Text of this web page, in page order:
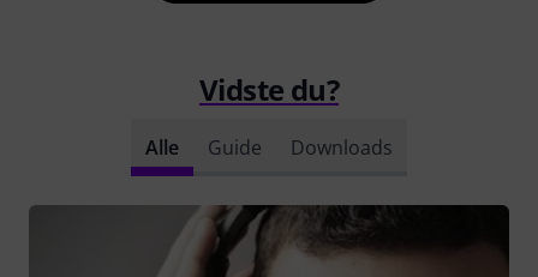
Vidste du?
Alle Guide Downloads